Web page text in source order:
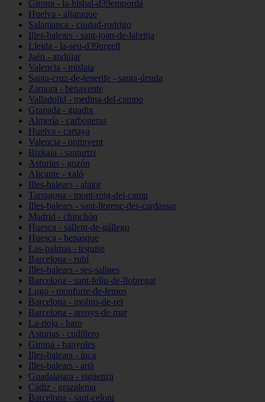
Girona - la-bisbal-d39empordà
Huelva - aljaraque
Salamanca - ciudad-rodrigo
Illes-balears - sant-joan-de-labritja
Lleida - la-seu-d39urgell
Jaén - andújar
Valencia - mislata
Santa-cruz-de-tenerife - santa-úrsula
Zamora - benavente
Valladolid - medina-del-campo
Granada - guadix
Almería - carboneras
Huelva - cartaya
Valencia - ontinyent
Bizkaia - santurtzi
Asturias - gozón
Alicante - xaló
Illes-balears - alaior
Tarragona - mont-roig-del-camp
Illes-balears - sant-llorenç-des-cardassar
Madrid - chinchón
Huesca - sallent-de-gállego
Huesca - benasque
Las-palmas - teguise
Barcelona - rubí
Illes-balears - ses-salines
Barcelona - sant-feliu-de-llobregat
Lugo - monforte-de-lemos
Barcelona - molins-de-rei
Barcelona - arenys-de-mar
La-rioja - haro
Asturias - cudillero
Girona - banyoles
Illes-balears - inca
Illes-balears - artà
Guadalajara - sigüenza
Cádiz - grazalema
Barcelona - sant-celoni